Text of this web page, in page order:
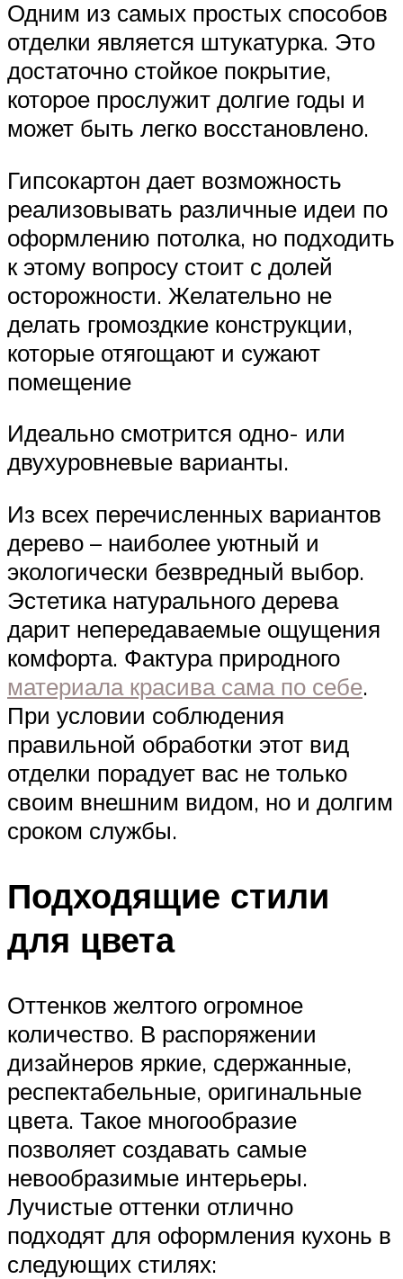
Одним из самых простых способов
отделки является штукатурка. Это
достаточно стойкое покрытие,
которое прослужит долгие годы и
может быть легко восстановлено.
Гипсокартон дает возможность
реализовывать различные идеи по
оформлению потолка, но подходить
к этому вопросу стоит с долей
осторожности. Желательно не
делать громоздкие конструкции,
которые отягощают и сужают
помещение
Идеально смотрится одно- или
двухуровневые варианты.
Из всех перечисленных вариантов
дерево – наиболее уютный и
экологически безвредный выбор.
Эстетика натурального дерева
дарит непередаваемые ощущения
комфорта. Фактура природного
материала красива сама по себе.
При условии соблюдения
правильной обработки этот вид
отделки порадует вас не только
своим внешним видом, но и долгим
сроком службы.
Подходящие стили
для цвета
Оттенков желтого огромное
количество. В распоряжении
дизайнеров яркие, сдержанные,
респектабельные, оригинальные
цвета. Такое многообразие
позволяет создавать самые
невообразимые интерьеры.
Лучистые оттенки отлично
подходят для оформления кухонь в
следующих стилях: